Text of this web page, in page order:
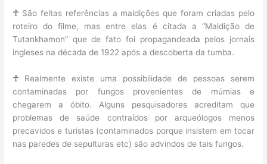
☥ São feitas referências a maldições que foram criadas pelo
roteiro do filme, mas entre elas é citada a “Maldição de
Tutankhamon” que de fato foi propagandeada pelos jornais
ingleses na década de 1922 após a descoberta da tumba.
☥ Realmente existe uma possibilidade de pessoas serem
contaminadas por fungos provenientes de múmias e
chegarem a óbito. Alguns pesquisadores acreditam que
problemas de saúde contraídos por arqueólogos menos
precavidos e turistas (contaminados porque insistem em tocar
nas paredes de sepulturas etc) são advindos de tais fungos.